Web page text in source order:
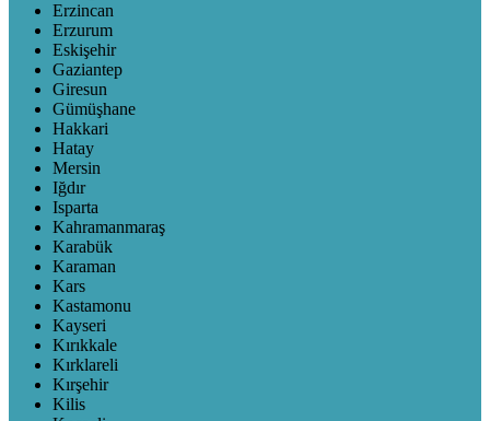
Erzincan
Erzurum
Eskişehir
Gaziantep
Giresun
Gümüşhane
Hakkari
Hatay
Mersin
Iğdır
Isparta
Kahramanmaraş
Karabük
Karaman
Kars
Kastamonu
Kayseri
Kırıkkale
Kırklareli
Kırşehir
Kilis